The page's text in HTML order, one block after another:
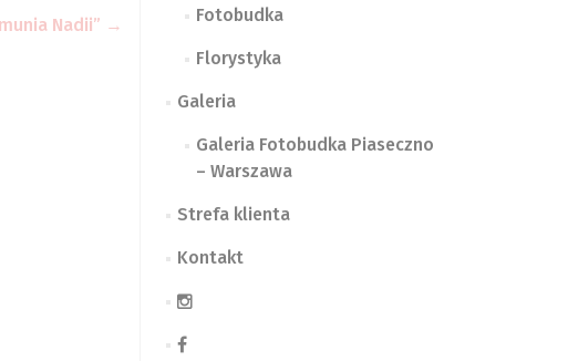
Nadii” → Fotobudka
Florystyka
Galeria
Galeria Fotobudka Piaseczno
– Warszawa
Strefa klienta
Kontakt